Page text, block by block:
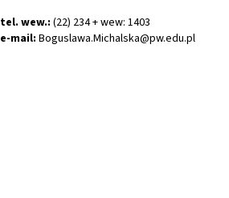
tel. wew.: (22) 234 + wew: 1403
e-mail: Boguslawa.Michalska@pw.edu.pl